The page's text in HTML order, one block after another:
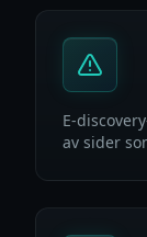
E-
av sider